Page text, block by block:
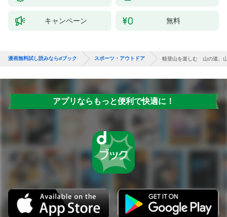
キャンペーン 無料
漫画無料試し読みならdブック スポーツ・アウトドア 軽登山を楽しむ 山の道、
アプリならもっと便利で快適に！